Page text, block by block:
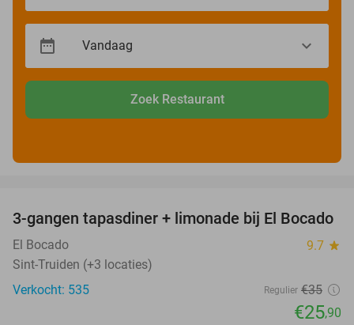
Zoek Restaurant
26%
3-gangen tapasdiner + limonade bij El Bocado
El Bocado 9.7 star
Sint-Truiden (+3 locaties)
Verkocht: 535
Regulier €35
€25,90